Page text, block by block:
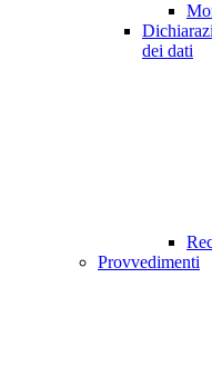
dei dati
Provvedimenti